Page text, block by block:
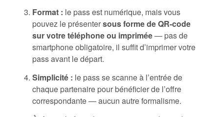
Format : le pass est numérique, mais vous
pouvez le présentersous forme de QR-code
sur votre téléphone ou imprimée— pas de
smartphone obligatoire, il suffit d’imprimer votre
pass avant le départ.
Simplicité : le pass se scanne à l’entrée de
chaque partenaire pour bénéficier de l’offre
correspondante — aucun autre formalisme.